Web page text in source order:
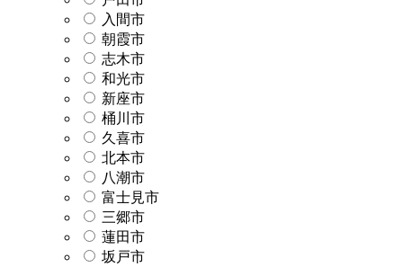
入間市
朝霞市
志木市
和光市
新座市
桶川市
久喜市
北本市
八潮市
富士見市
三郷市
蓮田市
坂戸市